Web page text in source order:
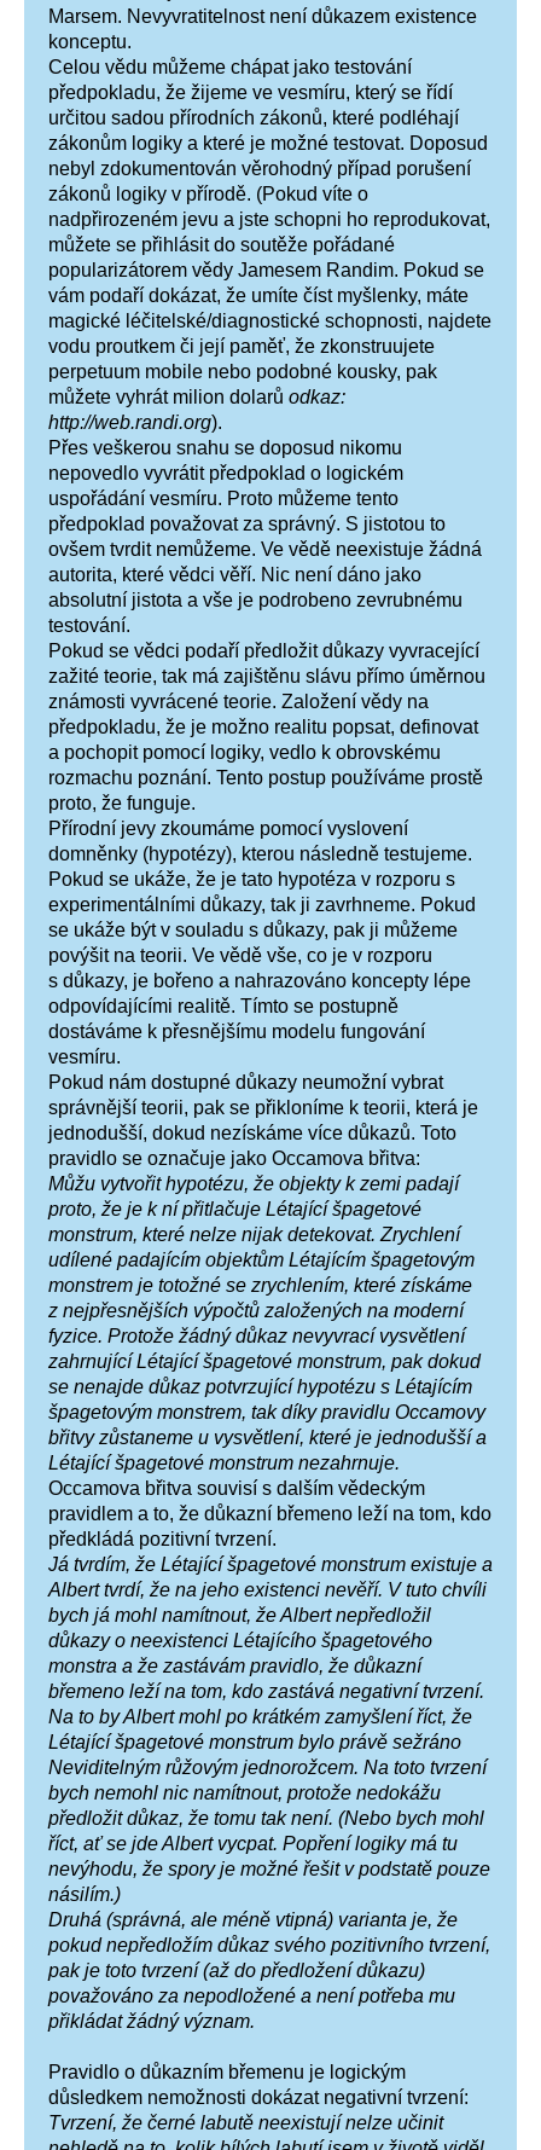
Marsem. Nevyvratitelnost není důkazem existence
konceptu.
Celou vědu můžeme chápat jako testování
předpokladu, že žijeme ve vesmíru, který se řídí
určitou sadou přírodních zákonů, které podléhají
zákonům logiky a které je možné testovat. Doposud
nebyl zdokumentován věrohodný případ porušení
zákonů logiky v přírodě. (Pokud víte o
nadpřirozeném jevu a jste schopni ho reprodukovat,
můžete se přihlásit do soutěže pořádané
popularizátorem vědy Jamesem Randim. Pokud se
vám podaří dokázat, že umíte číst myšlenky, máte
magické léčitelské/diagnostické schopnosti, najdete
vodu proutkem či její paměť, že zkonstruujete
perpetuum mobile nebo podobné kousky, pak
můžete vyhrát milion dolarů odkaz:
http://web.randi.org).
Přes veškerou snahu se doposud nikomu
nepovedlo vyvrátit předpoklad o logickém
uspořádání vesmíru. Proto můžeme tento
předpoklad považovat za správný. S jistotou to
ovšem tvrdit nemůžeme. Ve vědě neexistuje žádná
autorita, které vědci věří. Nic není dáno jako
absolutní jistota a vše je podrobeno zevrubnému
testování.
Pokud se vědci podaří předložit důkazy vyvracející
zažité teorie, tak má zajištěnu slávu přímo úměrnou
známosti vyvrácené teorie. Založení vědy na
předpokladu, že je možno realitu popsat, definovat
a pochopit pomocí logiky, vedlo k obrovskému
rozmachu poznání. Tento postup používáme prostě
proto, že funguje.
Přírodní jevy zkoumáme pomocí vyslovení
domněnky (hypotézy), kterou následně testujeme.
Pokud se ukáže, že je tato hypotéza v rozporu s
experimentálními důkazy, tak ji zavrhneme. Pokud
se ukáže být v souladu s důkazy, pak ji můžeme
povýšit na teorii. Ve vědě vše, co je v rozporu
s důkazy, je bořeno a nahrazováno koncepty lépe
odpovídajícími realitě. Tímto se postupně
dostáváme k přesnějšímu modelu fungování
vesmíru.
Pokud nám dostupné důkazy neumožní vybrat
správnější teorii, pak se přikloníme k teorii, která je
jednodušší, dokud nezískáme více důkazů. Toto
pravidlo se označuje jako Occamova břitva:
Můžu vytvořit hypotézu, že objekty k zemi padají
proto, že je k ní přitlačuje Létající špagetové
monstrum, které nelze nijak detekovat. Zrychlení
udílené padajícím objektům Létajícím špagetovým
monstrem je totožné se zrychlením, které získáme
z nejpřesnějších výpočtů založených na moderní
fyzice. Protože žádný důkaz nevyvrací vysvětlení
zahrnující Létající špagetové monstrum, pak dokud
se nenajde důkaz potvrzující hypotézu s Létajícím
špagetovým monstrem, tak díky pravidlu Occamovy
břitvy zůstaneme u vysvětlení, které je jednodušší a
Létající špagetové monstrum nezahrnuje.
Occamova břitva souvisí s dalším vědeckým
pravidlem a to, že důkazní břemeno leží na tom, kdo
předkládá pozitivní tvrzení.
Já tvrdím, že Létající špagetové monstrum existuje a
Albert tvrdí, že na jeho existenci nevěří. V tuto chvíli
bych já mohl namítnout, že Albert nepředložil
důkazy o neexistenci Létajícího špagetového
monstra a že zastávám pravidlo, že důkazní
břemeno leží na tom, kdo zastává negativní tvrzení.
Na to by Albert mohl po krátkém zamyšlení říct, že
Létající špagetové monstrum bylo právě sežráno
Neviditelným růžovým jednorožcem. Na toto tvrzení
bych nemohl nic namítnout, protože nedokážu
předložit důkaz, že tomu tak není. (Nebo bych mohl
říct, ať se jde Albert vycpat. Popření logiky má tu
nevýhodu, že spory je možné řešit v podstatě pouze
násilím.)
Druhá (správná, ale méně vtipná) varianta je, že
pokud nepředložím důkaz svého pozitivního tvrzení,
pak je toto tvrzení (až do předložení důkazu)
považováno za nepodložené a není potřeba mu
přikládat žádný význam.
Pravidlo o důkazním břemenu je logickým
důsledkem nemožnosti dokázat negativní tvrzení:
Tvrzení, že černé labutě neexistují nelze učinit